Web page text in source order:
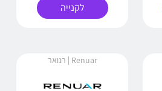
לקנייה
Renuar | רנואר